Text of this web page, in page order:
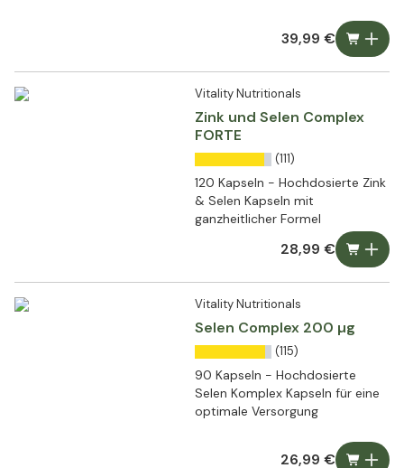
39,99 €
Vitality Nutritionals
Zink und Selen Complex
FORTE
(111)
120 Kapseln - Hochdosierte Zink
& Selen Kapseln mit
ganzheitlicher Formel
28,99 €
Vitality Nutritionals
Selen Complex 200 µg
(115)
90 Kapseln - Hochdosierte
Selen Komplex Kapseln für eine
optimale Versorgung
26,99 €